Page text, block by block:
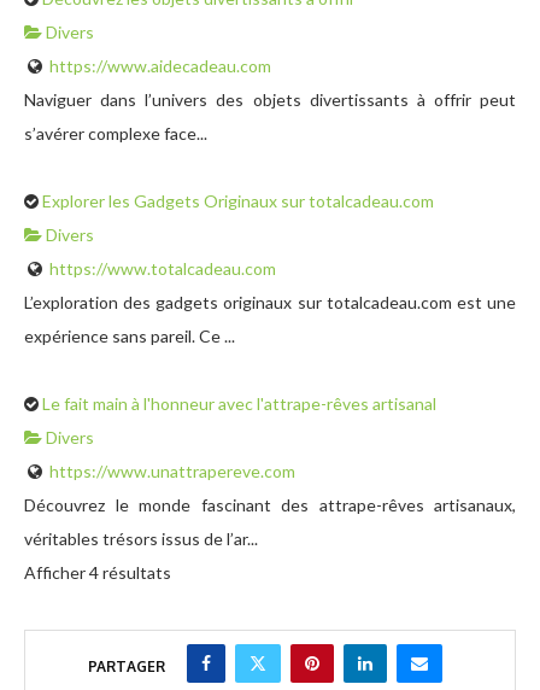
Divers
https://www.aidecadeau.com
Naviguer dans l’univers des objets divertissants à offrir peut
s’avérer complexe face...
Explorer les Gadgets Originaux sur totalcadeau.com
Divers
https://www.totalcadeau.com
L’exploration des gadgets originaux sur totalcadeau.com est une
expérience sans pareil. Ce ...
Le fait main à l'honneur avec l'attrape-rêves artisanal
Divers
https://www.unattrapereve.com
Découvrez le monde fascinant des attrape-rêves artisanaux,
véritables trésors issus de l’ar...
Afficher 4 résultats
PARTAGER